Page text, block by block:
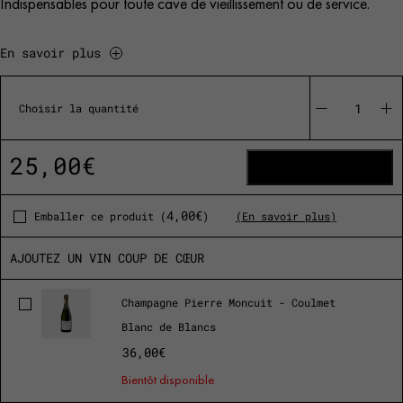
En savoir plus
Emballer ce produit (4,00€) (En savoir plus)
AJOUTEZ UN VIN COUP DE CŒUR
Champagne Pierre Moncuit - Coulmet
Blanc de Blancs
36,00€
Bientôt disponible
Choisir la quantité
de
25,00€